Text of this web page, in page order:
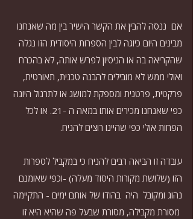
אם  ננסה להבין את הקשר הישיר בין מה שאנחנו
מבינים היום כיוגה לבין הספרות היסודית הזו נגלה
שהקריאה בה או הניסיון לפרש אותה, לא בהכרח
ואולי ממש לא מובילים להבנה טכנית, תאורטית,
פרקטית, פרטנית ומספקת למושג או לתרגול היוגה
כפי שאנחנו מכירים אותו במאה ה -21. או לכל
הפחות אולי כפי שהיינו רוצים להניח.
עובדה זו הביאה רבים להניח כי במקביל לספרות
הזו (שלושת מקורות היסוד מעלה) -וכפי שאומנם
נהוג ומקובל  היה  בהודו של אותם ימים - התקיימה
מסורת מקבילה, מסורת שבעל פה שהיא היא זו